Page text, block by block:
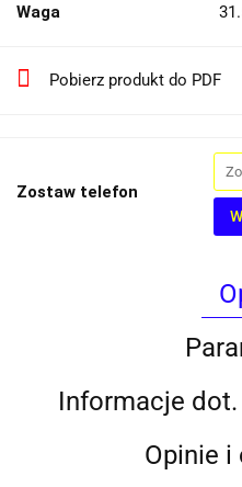
Waga
Pobierz produkt do PDF
Zostaw telefon
Informacje
Opinie i